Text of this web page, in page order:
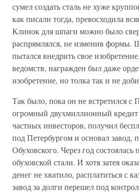
сумел создать сталь не хуже
как писали тогда, превосходила
Клинок для шпаги можно было
распрямлялся, не изменив формы.
пытался внедрить свое
ведомств, награжден был даже
изобретение, но толка так и не
Так было, пока он не встретился
огромный двухмиллионный
частных инвесторов, получил
под Петербургом и основал завод,
Обуховского. Через год состоялась
обуховской стали. И хотя затея
денег не хватило, расплатиться с
завод за долги перешел под